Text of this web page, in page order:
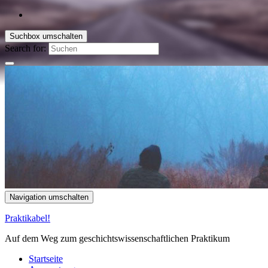
Suchbox umschalten
Search for:
Navigation umschalten
Praktikabel!
Auf dem Weg zum geschichtswissenschaftlichen Praktikum
Startseite